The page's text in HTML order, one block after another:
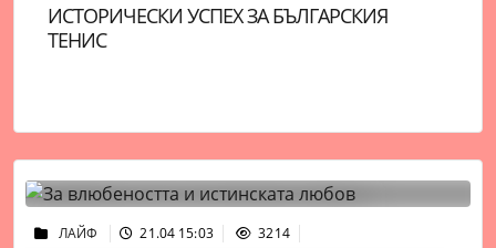
ПЕРЕЗ ХИЛТЪН Е КОНТАКТЕН СЛЕД ОПИТА
СИ ЗА САМОУБИЙСТВО НА ЖИВО В TIKTOK
ЛАЙФ 21.04 15:03 3214